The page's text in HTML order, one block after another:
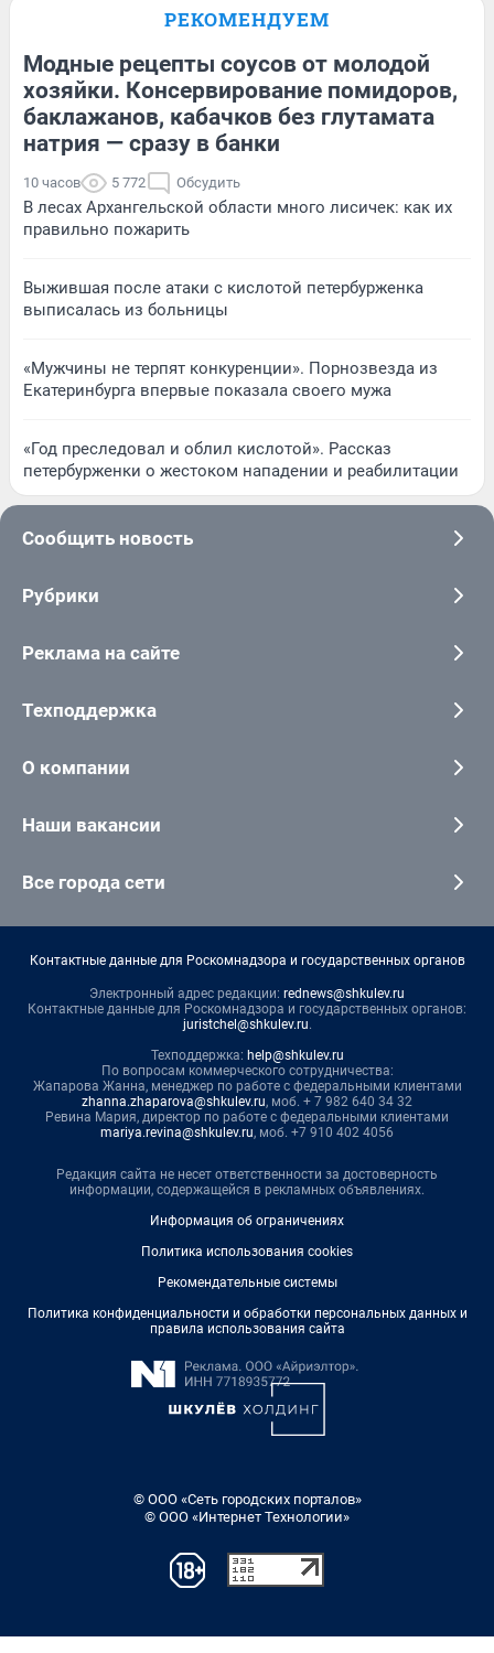
РЕКОМЕНДУЕМ
Модные рецепты соусов от молодой
хозяйки. Консервирование помидоров,
баклажанов, кабачков без глутамата
натрия — сразу в банки
10 часов 5 772 Обсудить
В лесах Архангельской области много лисичек: как их
правильно пожарить
Выжившая после атаки с кислотой петербурженка
выписалась из больницы
«Мужчины не терпят конкуренции». Порнозвезда из
Екатеринбурга впервые показала своего мужа
«Год преследовал и облил кислотой». Рассказ
петербурженки о жестоком нападении и реабилитации
Сообщить новость
Рубрики
Реклама на сайте
Техподдержка
О компании
Наши вакансии
Все города сети
Контактные данные для Роскомнадзора и государственных органов
Электронный адрес редакции: rednews@shkulev.ru
Контактные данные для Роскомнадзора и государственных органов:
juristchel@shkulev.ru.
Техподдержка: help@shkulev.ru
По вопросам коммерческого сотрудничества:
Жапарова Жанна, менеджер по работе с федеральными клиентами
zhanna.zhaparova@shkulev.ru, моб. + 7 982 640 34 32
Ревина Мария, директор по работе с федеральными клиентами
mariya.revina@shkulev.ru, моб. +7 910 402 4056
Редакция сайта не несет ответственности за достоверность
информации, содержащейся в рекламных объявлениях.
Информация об ограничениях
Политика использования cookies
Рекомендательные системы
Политика конфиденциальности и обработки персональных данных и
правила использования сайта
© ООО «Сеть городских порталов»
© ООО «Интернет Технологии»